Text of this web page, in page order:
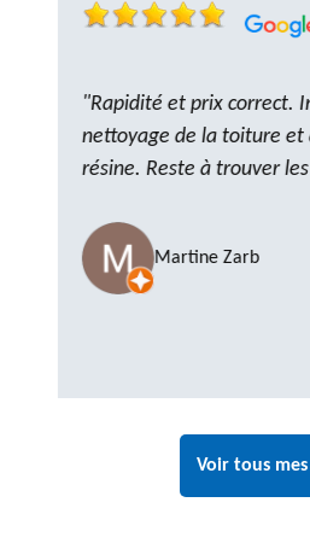
"Rapidité et prix correct.
nettoyage de la toiture et
résine. Reste à trouver les
compter sur M. GOT. Très
prestation, aMartine Zarb
Voir tous